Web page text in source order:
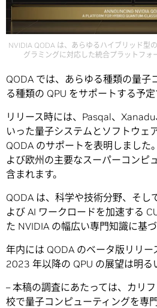
NVIDIA QODA は、あらゆるハイブリッド型
グラミングに対応した統合プラットフォ
QODA では、あらゆる種類の量子
る種類の QPU をサポートする予定
リリース時には、Pasqal、
いった量子システムとソフトウェ
QODA のサポートを表明しました
よび欧州の主要なスーパーコンピ
含まれます。
QODA は、科学や技術分野、そし
よび AI ワークロードを加速する
た NVIDIA の幅広い専門知識に基づ
年内には QODA のベータ版リリー
2023 年以降の QPU の展望は明る
– 本稿の調査にあたっては、カリ
校で量子コンピューティングを専